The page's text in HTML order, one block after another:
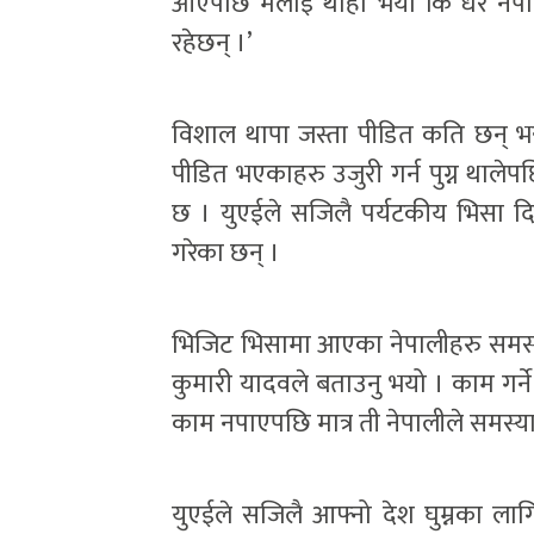
रहेछन् ।’
विशाल थापा जस्ता पीडित कति छन्
पीडित भएकाहरु उजुरी गर्न पुग्न
छ । युएईले सजिलै पर्यटकीय भिसा
गरेका छन् ।
भिजिट भिसामा आएका नेपालीहरु
कुमारी यादवले बताउनु भयो । काम
काम नपाएपछि मात्र ती नेपालीले
युएईले सजिलै आफ्नो देश घुम्नका